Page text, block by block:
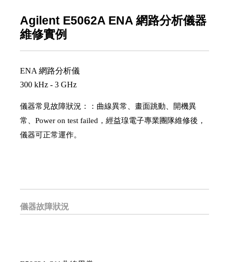
Agilent E5062A ENA 網路分析儀器
維修實例
ENA 網路分析儀
300 kHz - 3 GHz
儀器常見故障狀況：：曲線異常、畫面跳動、開機異
常、Power on test failed，經益瑔電子專業團隊維修後，
儀器可正常運作。
儀器故障狀況